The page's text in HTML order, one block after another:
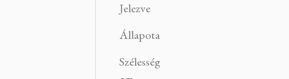
Jelezve
Állapota
Szélesség